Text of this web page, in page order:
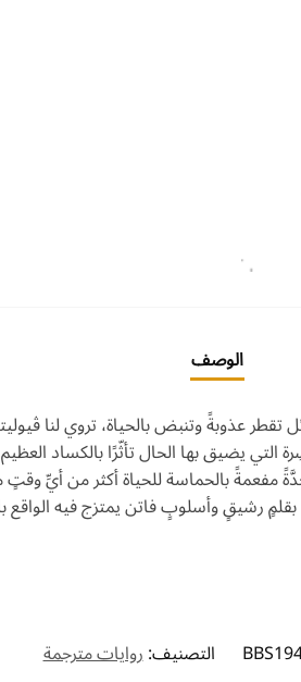
الوصف
تقطر عذوبةً وتنبض بالحياة، تروي لنا
التي يضيق بها الحالتأثّرًا بالكساد
جدَّةً مفعمةً بالحماسة للحياة أكثر من
بقلمٍ رشيقٍ وأسلوبٍ فاتن يمتزج فيه
التصنيف:روايات مترجمة